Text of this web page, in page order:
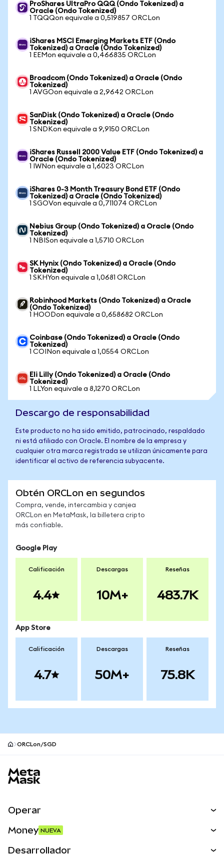
ProShares UltraPro QQQ (Ondo Tokenized) a
Oracle (Ondo Tokenized)
1 TQQQon equivale a 0,519857 ORCLon
iShares MSCI Emerging Markets ETF (Ondo
Tokenized) a Oracle (Ondo Tokenized)
1 EEMon equivale a 0,466835 ORCLon
Broadcom (Ondo Tokenized) a Oracle (Ondo
Tokenized)
1 AVGOon equivale a 2,9642 ORCLon
SanDisk (Ondo Tokenized) a Oracle (Ondo
Tokenized)
1 SNDKon equivale a 9,9150 ORCLon
iShares Russell 2000 Value ETF (Ondo Tokenized) a
Oracle (Ondo Tokenized)
1 IWNon equivale a 1,6023 ORCLon
iShares 0-3 Month Treasury Bond ETF (Ondo
Tokenized) a Oracle (Ondo Tokenized)
1 SGOVon equivale a 0,711074 ORCLon
Nebius Group (Ondo Tokenized) a Oracle (Ondo
Tokenized)
1 NBISon equivale a 1,5710 ORCLon
SK Hynix (Ondo Tokenized) a Oracle (Ondo
Tokenized)
1 SKHYon equivale a 1,0681 ORCLon
Robinhood Markets (Ondo Tokenized) a Oracle
(Ondo Tokenized)
1 HOODon equivale a 0,658682 ORCLon
Coinbase (Ondo Tokenized) a Oracle (Ondo
Tokenized)
1 COINon equivale a 1,0554 ORCLon
Eli Lilly (Ondo Tokenized) a Oracle (Ondo
Tokenized)
1 LLYon equivale a 8,1270 ORCLon
Descargo de responsabilidad
Este producto no ha sido emitido, patrocinado, respaldado
ni está afiliado con Oracle. El nombre de la empresa y
cualquier otra marca registrada se utilizan únicamente para
identificar el activo de referencia subyacente.
Obtén ORCLon en segundos
Compra, vende, intercambia y canjea
ORCLon en MetaMask, la billetera cripto
más confiable.
Google Play
Calificación
4.4
Descargas
10M+
Reseñas
483.7K
App Store
Calificación
4.7
Descargas
50M+
Reseñas
75.8K
ORCLon/SGD
Operar
Money NUEVA
Desarrollador